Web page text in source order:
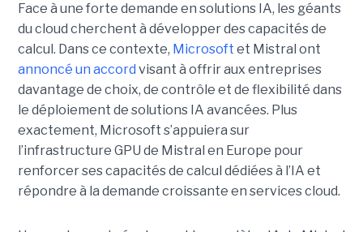
Face à une forte demande en solutions IA, les géants
du cloud cherchent à développer des capacités de
calcul. Dans ce contexte, Microsoft et Mistral ont
annoncé un accord visant à offrir aux entreprises
davantage de choix, de contrôle et de flexibilité dans
le déploiement de solutions IA avancées. Plus
exactement, Microsoft s’appuiera sur
l’infrastructure GPU de Mistral en Europe pour
renforcer ses capacités de calcul dédiées à l’IA et
répondre à la demande croissante en services cloud.